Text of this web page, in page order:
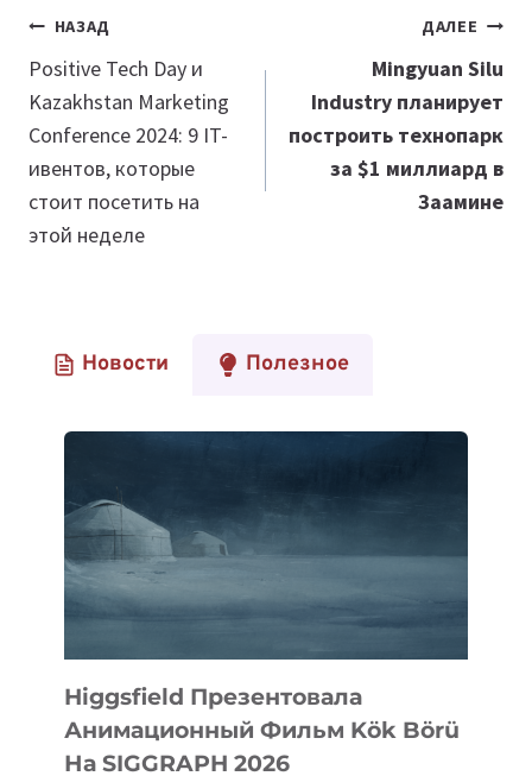
Навигация
по
записям
НАЗАД
Positive Tech Day и
Kazakhstan Marketing
Conference 2024: 9 IT-
ивентов, которые
стоит посетить на
этой неделе
ДАЛЕЕ
Mingyuan Silu
Industry планирует
построить технопарк
за $1 миллиард в
Заамине
Новости Полезное
Higgsfield Презентовала
Анимационный Фильм Kök Börü
На SIGGRAPH 2026